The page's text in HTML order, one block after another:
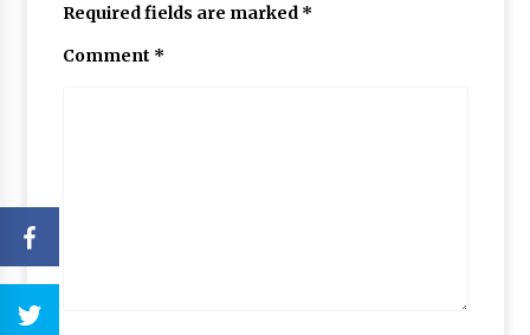
Required fields are marked *
Comment *